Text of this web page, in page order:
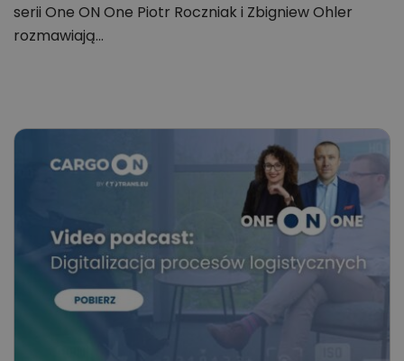
serii One ON One Piotr Roczniak i Zbigniew Ohler
rozmawiają…